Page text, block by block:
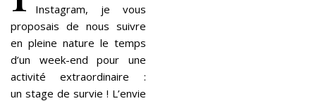
Instagram, je vous
proposais de nous suivre
en pleine nature le temps
d’un week-end pour une
activité extraordinaire :
un stage de survie ! L’envie